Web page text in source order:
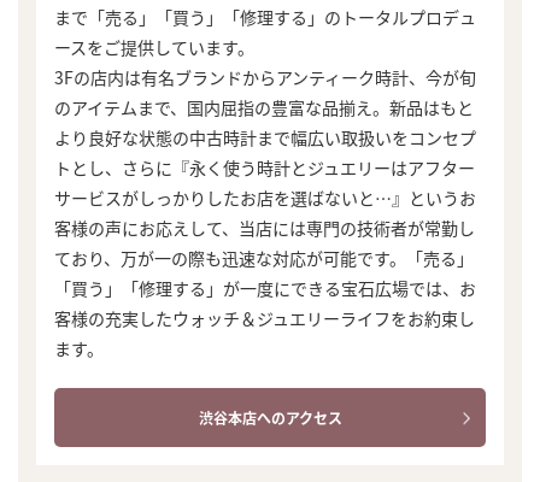
まで「売る」「買う」「修理する」のトータルプロデュ
ースをご提供しています。
3Fの店内は有名ブランドからアンティーク時計、今が旬
のアイテムまで、国内屈指の豊富な品揃え。新品はもと
より良好な状態の中古時計まで幅広い取扱いをコンセプ
トとし、さらに『永く使う時計とジュエリーはアフター
サービスがしっかりしたお店を選ばないと…』というお
客様の声にお応えして、当店には専門の技術者が常勤し
ており、万が一の際も迅速な対応が可能です。「売る」
「買う」「修理する」が一度にできる宝石広場では、お
客様の充実したウォッチ＆ジュエリーライフをお約束し
ます。
渋谷本店へのアクセス